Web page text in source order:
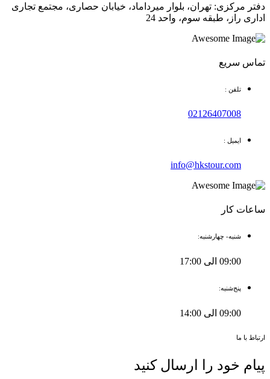
دفتر مرکزی: تهران، بلوار میرداماد، خیابان حصاری، مجتمع تجاری
اداری راز، طبقه سوم، واحد 24
تماس سریع
تلفن :
02126407008
ایمیل :
info@hkstour.com
ساعات کار
شنبه- چهارشنبه:
09:00 الی 17:00
پنج‌شنبه:
09:00 الی 14:00
ارتباط با ما
پیام خود را ارسال کنید